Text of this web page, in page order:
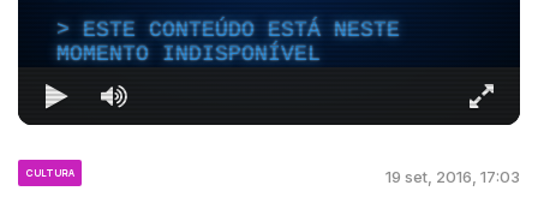
ESTE CONTEÚDO ESTÁ NESTE
MOMENTO INDISPONÍVEL
CULTURA 19 set, 2016, 17:03